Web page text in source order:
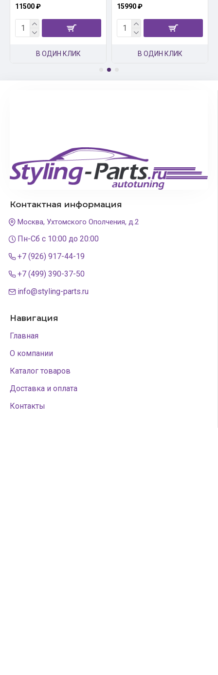
11500 ₽
В ОДИН КЛИК
15990 ₽
В ОДИН КЛИК
Контактная информация
Москва, Ухтомского Ополчения, д.2
Пн-Сб с 10:00 до 20:00
+7 (926) 917-44-19
+7 (499) 390-37-50
info@styling-parts.ru
Навигация
Главная
О компании
Каталог товаров
Доставка и оплата
Контакты